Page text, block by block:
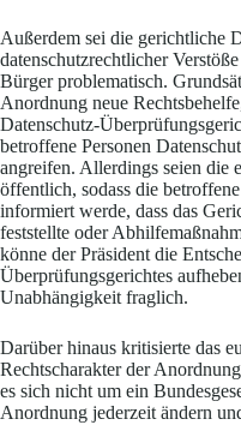
Außerdem sei die gerichtliche
datenschutzrechtlicher
Bürger problematisch.
Anordnung neue
Datenschutz-
betroffene Personen
angreifen. Allerdings seien die
öffentlich, sodass die
informiert werde, dass das
feststellte oder
könne der Präsident die
Überprüfungsgerichtes
Unabhängigkeit fraglich.
Darüber hinaus kritisierte das
Rechtscharakter der
es sich nicht um ein
Anordnung jederzeit ändern